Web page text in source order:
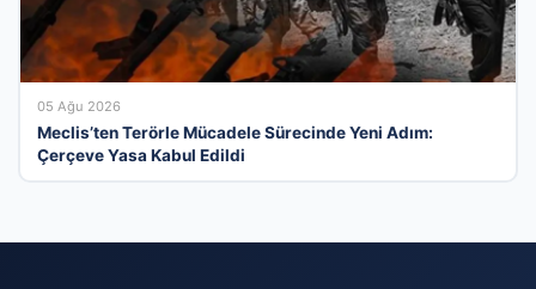
05 Ağu 2026
Meclis’ten Terörle Mücadele Sürecinde Yeni Adım:
Çerçeve Yasa Kabul Edildi